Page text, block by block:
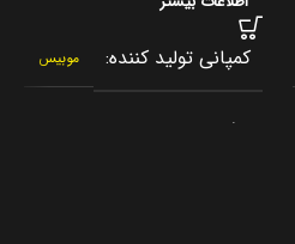
کمپانی تولید کننده موبیس
برند